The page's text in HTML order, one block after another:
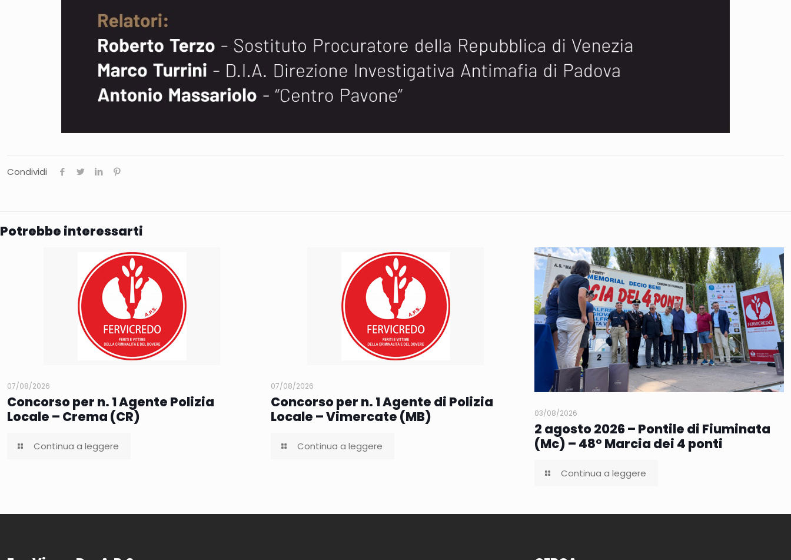
Condividi
Potrebbe interessarti
07/08/2026
Concorso per n. 1 Agente Polizia
Locale – Crema (CR)
Continua a leggere
07/08/2026
Concorso per n. 1 Agente di Polizia
Locale – Vimercate (MB)
Continua a leggere
03/08/2026
2 agosto 2026 – Pontile di Fiuminata
(Mc) – 48° Marcia dei 4 ponti
Continua a leggere